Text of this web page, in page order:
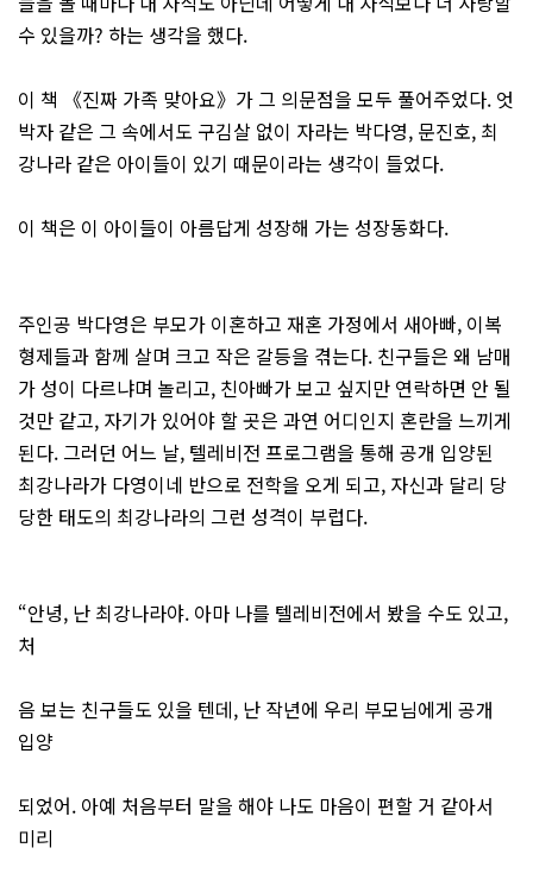
수 있을까? 하는 생각을 했다.
이 책 《진짜 가족 맞아요》가 그 의문점을 모두 풀어주었다. 엇
박자 같은 그 속에서도 구김살 없이 자라는 박다영, 문진호, 최
강나라 같은 아이들이 있기 때문이라는 생각이 들었다.
이 책은 이 아이들이 아름답게 성장해 가는 성장동화다.
주인공 박다영은 부모가 이혼하고 재혼 가정에서 새아빠, 이복
형제들과 함께 살며 크고 작은 갈등을 겪는다. 친구들은 왜 남매
가 성이 다르냐며 놀리고, 친아빠가 보고 싶지만 연락하면 안 될
것만 같고, 자기가 있어야 할 곳은 과연 어디인지 혼란을 느끼게
된다. 그러던 어느 날, 텔레비전 프로그램을 통해 공개 입양된
최강나라가 다영이네 반으로 전학을 오게 되고, 자신과 달리 당
당한 태도의 최강나라의 그런 성격이 부럽다.
“안녕, 난 최강나라야. 아마 나를 텔레비전에서 봤을 수도 있고,
처
음 보는 친구들도 있을 텐데, 난 작년에 우리 부모님에게 공개
입양
되었어. 아예 처음부터 말을 해야 나도 마음이 편할 거 같아서
미리